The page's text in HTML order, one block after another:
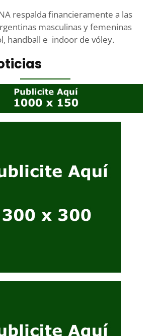
respalda financieramente a las
masculinas y femeninas
handball e indoor de vóley.